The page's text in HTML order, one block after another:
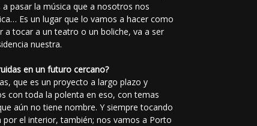
pasar la música que a nosotros nos
Es un lugar que lo vamos a hacer como
tocar a un teatro o un boliche, va a ser
nuestra.
en un futuro cercano?
que es un proyecto a largo plazo y
con toda la polenta en eso, con temas
aún no tiene nombre. Y siempre tocando
el interior, también; nos vamos a Porto